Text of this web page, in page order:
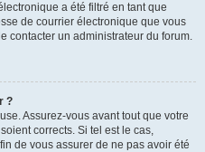
a été filtré en tant que
de courrier électronique que vous
contacter un administrateur du forum.
?
Assurez-vous avant tout que votre
corrects. Si tel est le cas,
de vous assurer de ne pas avoir été